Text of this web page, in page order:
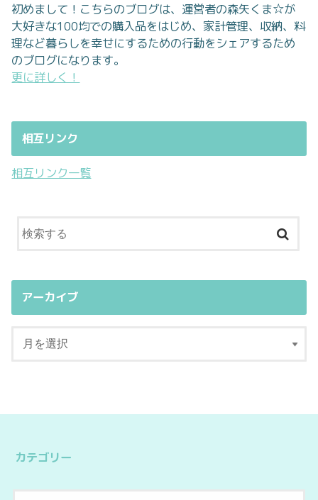
初めまして！こちらのブログは、運営者の森矢くま☆が
大好きな100均での購入品をはじめ、家計管理、収納、料
理など暮らしを幸せにするための行動をシェアするため
のブログになります。
更に詳しく！
相互リンク
相互リンク一覧
アーカイブ
カテゴリー